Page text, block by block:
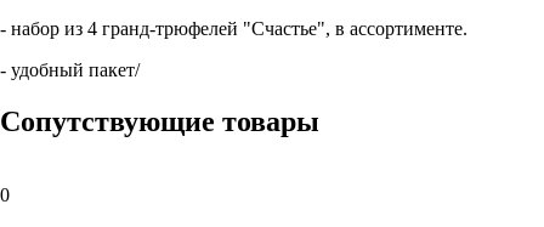
- набор из 4 гранд-трюфелей "Счастье", в ассортименте.
- удобный пакет/
Сопутствующие товары
0